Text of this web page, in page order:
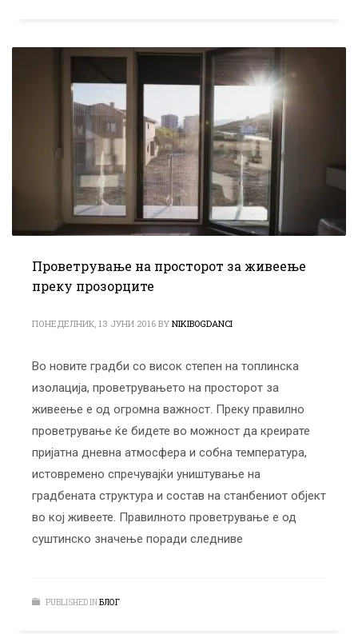
Проветрување на просторот за живеење
преку прозорците
ПОНЕДЕЛНИК, 13 ЈУНИ 2016 BY NIKIBOGDANCI
Во новите градби со висок степен на топлинска
изолација, проветрувањето на просторот за
живеење е од огромна важност. Преку правилно
проветрување ќе бидете во можност да креирате
пријатна дневна атмосфера и собна температура,
истовремено спречувајќи уништување на
градбената структура и состав на станбениот објект
во кој живеете. Правилното проветрување е од
суштинско значење поради следниве
PUBLISHED INБЛОГ